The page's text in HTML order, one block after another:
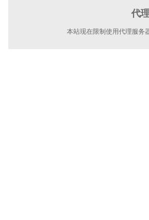
代
本站现在限制使用代理服务